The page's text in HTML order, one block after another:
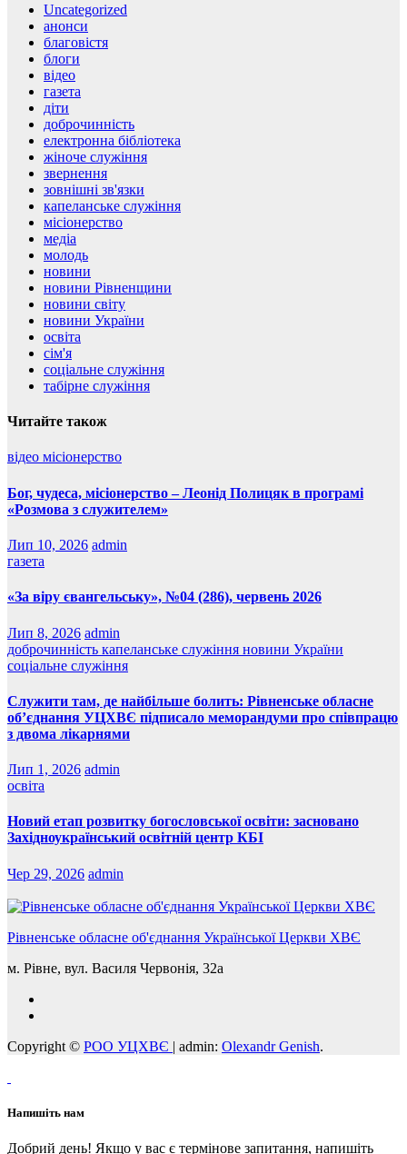
Uncategorized
анонси
благовістя
блоги
відео
газета
діти
доброчинність
електронна бібліотека
жіноче служіння
звернення
зовнішні зв'язки
капеланське служіння
місіонерство
медіа
молодь
новини
новини Рівненщини
новини світу
новини України
освіта
сім'я
соціальне служіння
табірне служіння
Читайте також
відео місіонерство
Бог, чудеса, місіонерство – Леонід Полицяк в програмі
«Розмова з служителем»
Лип 10, 2026 admin
газета
«За віру євангельську», №04 (286), червень 2026
Лип 8, 2026 admin
доброчинність капеланське служіння новини України
соціальне служіння
Служити там, де найбільше болить: Рівненське обласне
об’єднання УЦХВЄ підписало меморандуми про співпрацю
з двома лікарнями
Лип 1, 2026 admin
освіта
Новий етап розвитку богословської освіти: засновано
Західноукраїнський освітній центр КБІ
Чер 29, 2026 admin
Рівненське обласне об'єднання Української Церкви ХВЄ
м. Рівне, вул. Василя Червонія, 32а
Copyright © РОО УЦХВЄ | admin: Olexandr Genish.
Напишіть нам
Добрий день! Якщо у вас є термінове запитання, напишіть